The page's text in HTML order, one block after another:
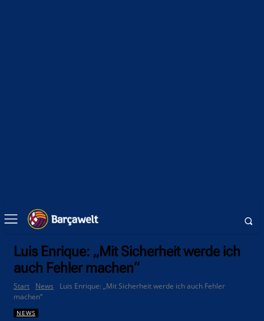
Luis Enrique: „Mit Sicherheit werde ich
auch Fehler machen“
Start News
Luis Enrique: „Mit Sicherheit werde ich auch Fehler
machen“
NEWS